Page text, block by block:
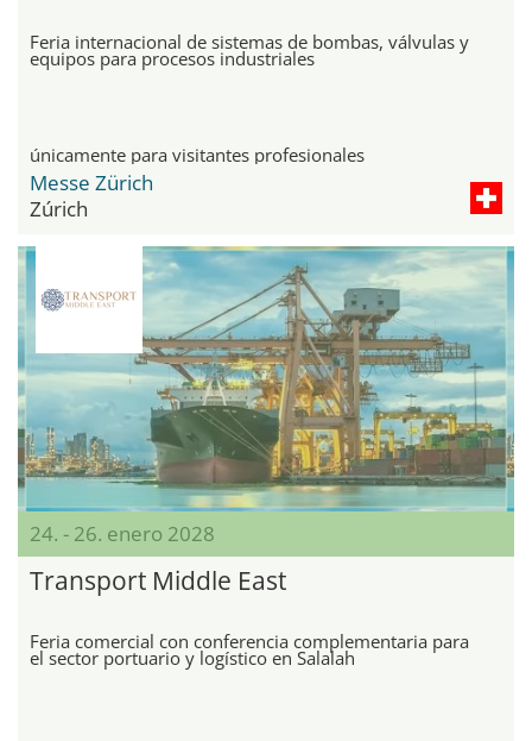
Feria internacional de sistemas de bombas, válvulas y
equipos para procesos industriales
únicamente para visitantes profesionales
Messe Zürich
Zúrich
24. - 26. enero 2028
Transport Middle East
Feria comercial con conferencia complementaria para
el sector portuario y logístico en Salalah